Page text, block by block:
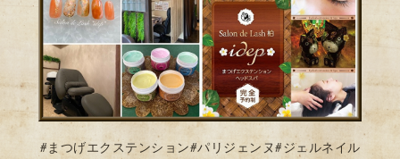
#まつげエクステンション#パリジェンヌ#ジェルネイル